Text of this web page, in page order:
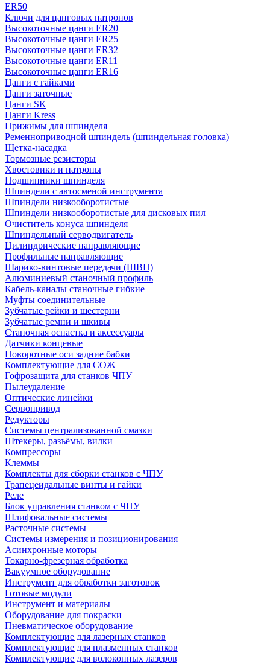
ER50
Ключи для цанговых патронов
Высокоточные цанги ER20
Высокоточные цанги ER25
Высокоточные цанги ER32
Высокоточные цанги ER11
Высокоточные цанги ER16
Цанги с гайками
Цанги заточные
Цанги SK
Цанги Kress
Прижимы для шпинделя
Ременноприводной шпиндель (шпиндельная головка)
Щетка-насадка
Тормозные резисторы
Хвостовики и патроны
Подшипники шпинделя
Шпиндели с автосменой инструмента
Шпиндели низкооборотистые
Шпиндели низкооборотистые для дисковых пил
Очиститель конуса шпинделя
Шпиндельный серводвигатель
Цилиндрические направляющие
Профильные направляющие
Шарико-винтовые передачи (ШВП)
Алюминиевый станочный профиль
Кабель-каналы станочные гибкие
Муфты соединительные
Зубчатые рейки и шестерни
Зубчатые ремни и шкивы
Станочная оснастка и аксессуары
Датчики концевые
Поворотные оси задние бабки
Комплектующие для СОЖ
Гофрозащита для станков ЧПУ
Пылеудаление
Оптические линейки
Сервопривод
Редукторы
Системы централизованной смазки
Штекеры, разъёмы, вилки
Компрессоры
Клеммы
Комплекты для сборки станков с ЧПУ
Трапецеидальные винты и гайки
Реле
Блок управления станком с ЧПУ
Шлифовальные системы
Расточные системы
Системы измерения и позиционирования
Асинхронные моторы
Токарно-фрезерная обработка
Вакуумное оборудование
Инструмент для обработки заготовок
Готовые модули
Инструмент и материалы
Оборудование для покраски
Пневматическое оборудование
Комплектующие для лазерных станков
Комплектующие для плазменных станков
Комплектующие для волоконных лазеров